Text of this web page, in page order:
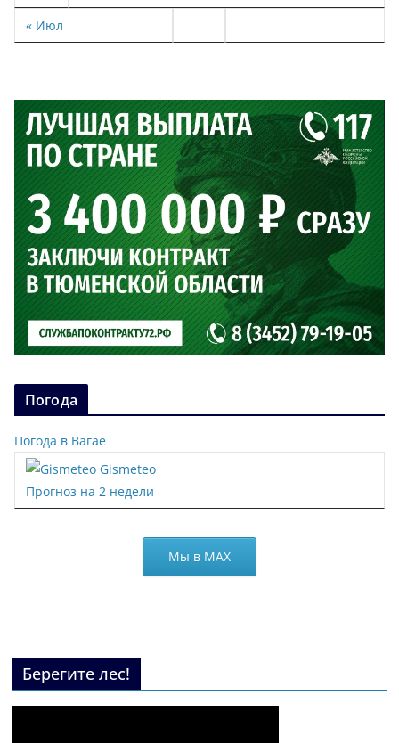
« Июл
Погода
Погода в Вагае
Gismeteo
Прогноз на 2 недели
Мы в МАХ
Берегите лес!